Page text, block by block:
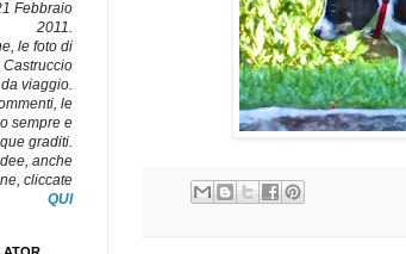
Febbraio
2011.
le foto di
viaggio.
le
sempre e
graditi.
anche
cliccate
QUI